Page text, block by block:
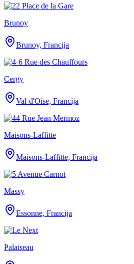
Brunoy
Brunoy, Francija
Cergy
Val-d'Oise, Francija
Maisons-Laffitte
Maisons-Laffitte, Francija
Massy
Essonne, Francija
Palaiseau